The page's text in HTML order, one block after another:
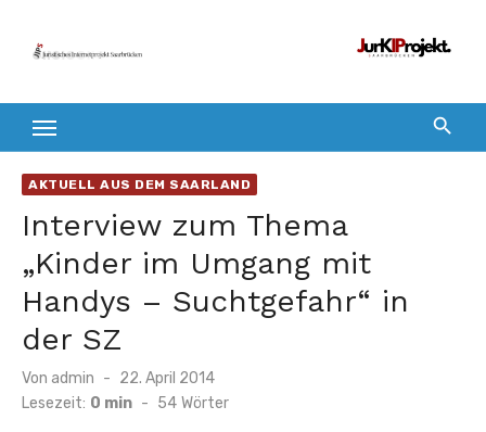
Inhalt
AKTUELL AUS DEM SAARLAND
Interview zum Thema
„Kinder im Umgang mit
Handys – Suchtgefahr“ in
der SZ
Von admin
Veröffentlicht
am
22. April 2014
Lesezeit: 0 min - 54 Wörter